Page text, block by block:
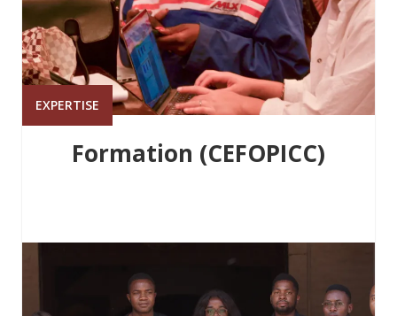
EXPERTISE
Formation (CEFOPICC)